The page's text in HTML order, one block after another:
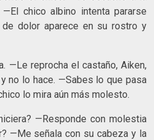
chico albino intenta pararse
de dolor aparece en su rostro y
—Le reprocha el castaño, Aiken,
no lo hace. —Sabes lo que pasa
lo mira aún más molesto.
—Responde con molestia
—Me señala con su cabeza y la